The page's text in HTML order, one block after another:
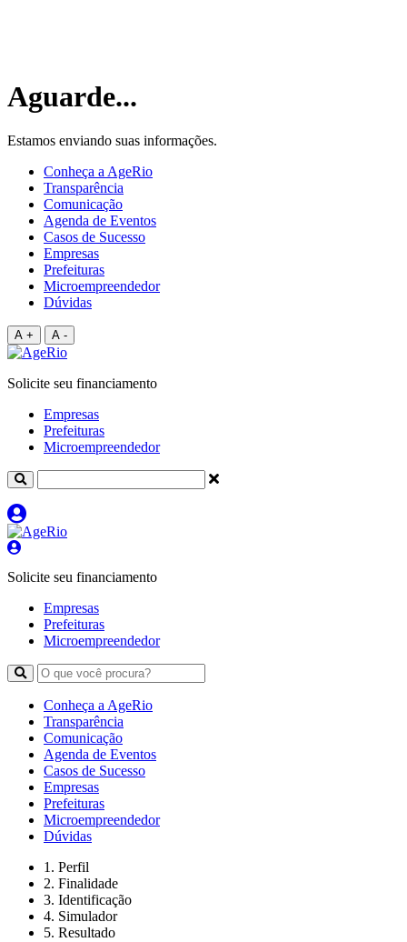
Aguarde...
Estamos enviando suas informações.
Conheça a AgeRio
Transparência
Comunicação
Agenda de Eventos
Casos de Sucesso
Empresas
Prefeituras
Microempreendedor
Dúvidas
A + A -
Solicite seu financiamento
Empresas
Prefeituras
Microempreendedor
Solicite seu financiamento
Empresas
Prefeituras
Microempreendedor
Conheça a AgeRio
Transparência
Comunicação
Agenda de Eventos
Casos de Sucesso
Empresas
Prefeituras
Microempreendedor
Dúvidas
1. Perfil
2. Finalidade
3. Identificação
4. Simulador
5. Resultado